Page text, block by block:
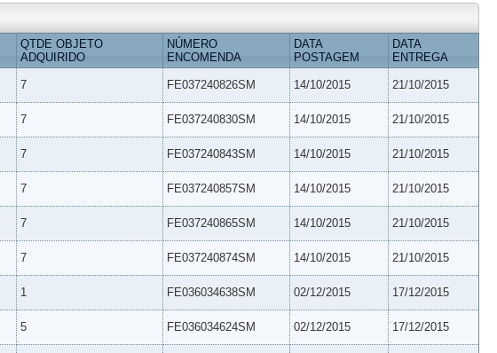
QTDE OBJETO
ADQUIRIDO
NÚMERO
ENCOMENDA
DATA
POSTAGEM
DATA
ENTREGA
7 FE037240826SM 14/10/2015 21/10/2015
7 FE037240830SM 14/10/2015 21/10/2015
7 FE037240843SM 14/10/2015 21/10/2015
7 FE037240857SM 14/10/2015 21/10/2015
7 FE037240865SM 14/10/2015 21/10/2015
7 FE037240874SM 14/10/2015 21/10/2015
1 FE036034638SM 02/12/2015 17/12/2015
5 FE036034624SM 02/12/2015 17/12/2015